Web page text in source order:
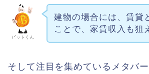
ビットくん
建物の場合には、賃貸
ことで、家賃収入も狙
そして注目を集めているメタバ